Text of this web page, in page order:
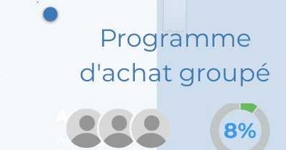
Adam Caar
Promoteur
Programme
d'achat groupé
8%